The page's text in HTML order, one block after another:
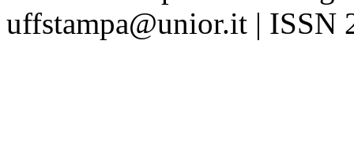
uffstampa@unior.it | ISSN